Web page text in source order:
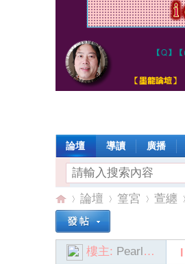
論壇 導讀 廣播
»
論壇
›
篁宮
›
萱纏
›
樓主: Pearl6114